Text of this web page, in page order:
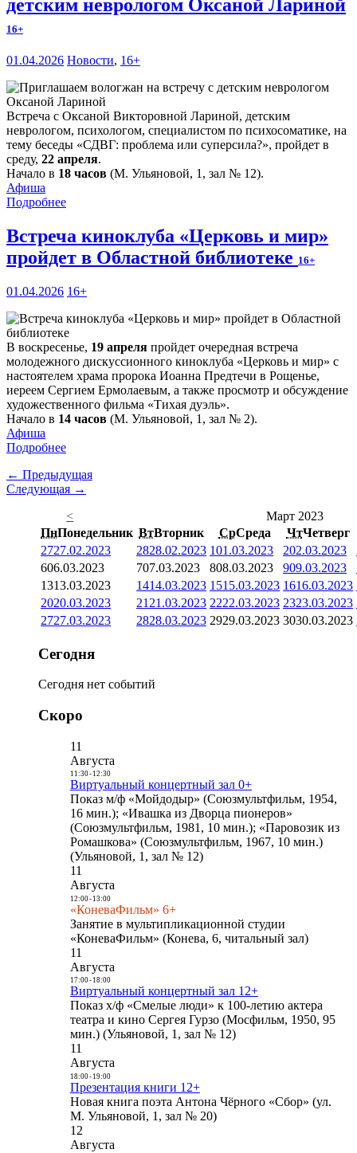
детским неврологом Оксаной Лариной
16+
01.04.2026 Новости, 16+
Встреча с Оксаной Викторовной Лариной, детским
неврологом, психологом, специалистом по психосоматике, на
тему беседы «СДВГ: проблема или суперсила?», пройдет в
среду, 22 апреля.
Начало в 18 часов (М. Ульяновой, 1, зал № 12).
Афиша
Подробнее
Встреча киноклуба «Церковь и мир»
пройдет в Областной библиотеке 16+
01.04.2026 16+
В воскресенье, 19 апреля пройдет очередная встреча
молодежного дискуссионного киноклуба «Церковь и мир» с
настоятелем храма пророка Иоанна Предтечи в Рощенье,
иереем Сергием Ермолаевым, а также просмотр и обсуждение
художественного фильма «Тихая дуэль».
Начало в 14 часов (М. Ульяновой, 1, зал № 2).
Афиша
Подробнее
← Предыдущая
Следующая →
<
Март 2023
ПнПонедельник ВтВторник СрСреда ЧтЧетверг
2727.02.2023 2828.02.2023 101.03.2023 202.03.2023
606.03.2023 707.03.2023 808.03.2023 909.03.2023
1313.03.2023 1414.03.2023 1515.03.2023 1616.03.2023
2020.03.2023 21 21.03.2023 2222.03.2023 2323.03.2023
2727.03.2023 2828.03.2023 2929.03.2023 3030.03.2023
Сегодня
Сегодня нет событий
Скоро
11
Августа
11:30- 12:30
Виртуальный концертный зал 0+
Показ м/ф «Мойдодыр» (Союзмультфильм, 1954,
16 мин.); «Ивашка из Дворца пионеров»
(Союзмультфильм, 1981, 10 мин.); «Паровозик из
Ромашкова» (Союзмультфильм, 1967, 10 мин.)
(Ульяновой, 1, зал № 12)
11
Августа
12:00- 13:00
«КоневаФильм» 6+
Занятие в мультипликационной студии
«КоневаФильм» (Конева, 6, читальный зал)
11
Августа
17:00- 18:00
Виртуальный концертный зал 12+
Показ х/ф «Смелые люди» к 100-летию актера
театра и кино Сергея Гурзо (Мосфильм, 1950, 95
мин.) (Ульяновой, 1, зал № 12)
11
Августа
18:00- 19:00
Презентация книги 12+
Новая книга поэта Антона Чёрного «Сбор» (ул.
М. Ульяновой, 1, зал № 20)
12
Августа